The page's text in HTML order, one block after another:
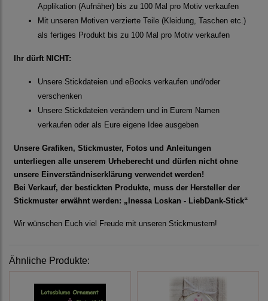
Applikation (Aufnäher) bis zu 100 Mal pro Motiv verkaufen
Mit unseren Motiven verzierte Teile (Kleidung, Taschen etc.)
als fertiges Produkt bis zu 100 Mal pro Motiv verkaufen
Ihr dürft NICHT:
Unsere Stickdateien und eBooks verkaufen und/oder
verschenken
Unsere Stickdateien verändern und in Eurem Namen
verkaufen oder als Eure eigene Idee ausgeben
Unsere Grafiken, Stickmuster, Fotos und Anleitungen
unterliegen alle unserem Urheberecht und dürfen nicht ohne
unsere Einverständniserklärung verwendet werden!
Bei Verkauf, der bestickten Produkte, muss der Hersteller der
Stickmuster erwähnt werden: „Inessa Loskan - LiebDank-Stick“
Wir wünschen Euch viel Freude mit unseren Stickmustern!
Ähnliche Produkte: